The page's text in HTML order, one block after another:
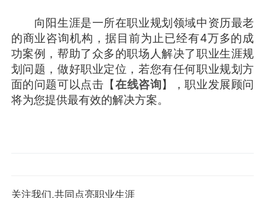
向阳生涯是一所在职业规划领域中资历最老
的商业咨询机构，据目前为止已经有4万多的成
功案例，帮助了众多的职场人解决了职业生涯规
划问题，做好职业定位，若您有任何职业规划方
面的问题可以点击【在线咨询】，职业发展顾问
将为您提供最有效的解决方案。
关注我们,共同点亮职业生涯